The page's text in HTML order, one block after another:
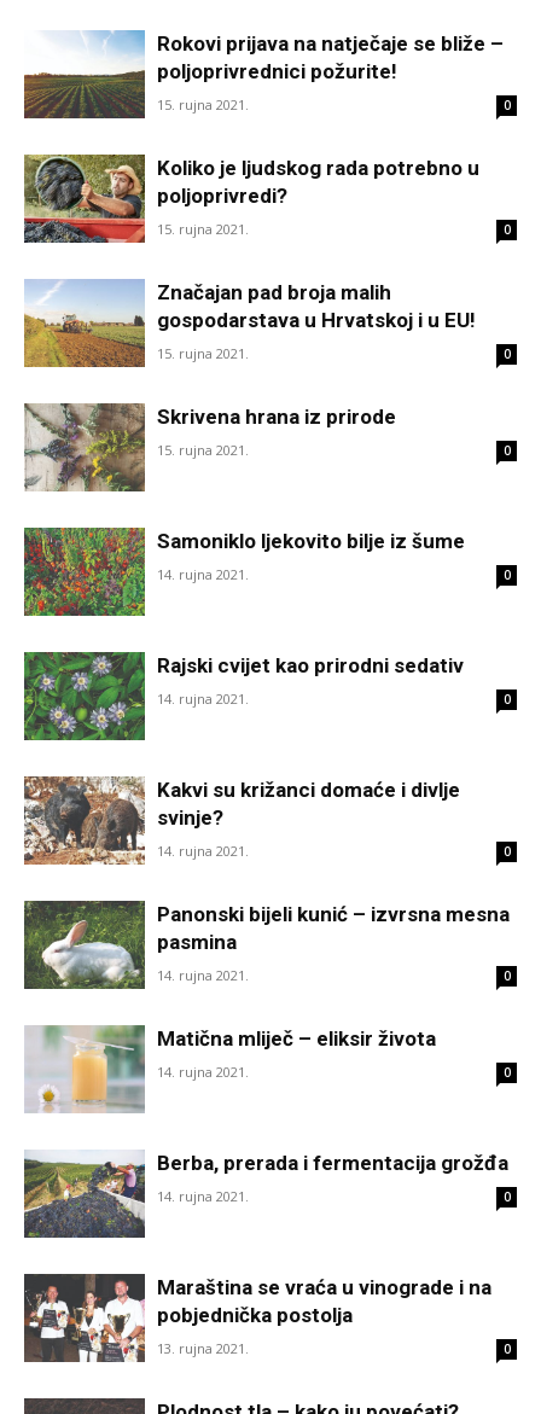
Rokovi prijava na natječaje se bliže –
poljoprivrednici požurite!
15. rujna 2021. 0
Koliko je ljudskog rada potrebno u
poljoprivredi?
15. rujna 2021. 0
Značajan pad broja malih
gospodarstava u Hrvatskoj i u EU!
15. rujna 2021. 0
Skrivena hrana iz prirode
15. rujna 2021. 0
Samoniklo ljekovito bilje iz šume
14. rujna 2021. 0
Rajski cvijet kao prirodni sedativ
14. rujna 2021. 0
Kakvi su križanci domaće i divlje
svinje?
14. rujna 2021. 0
Panonski bijeli kunić – izvrsna mesna
pasmina
14. rujna 2021. 0
Matična mliječ – eliksir života
14. rujna 2021. 0
Berba, prerada i fermentacija grožđa
14. rujna 2021. 0
Maraština se vraća u vinograde i na
pobjednička postolja
13. rujna 2021. 0